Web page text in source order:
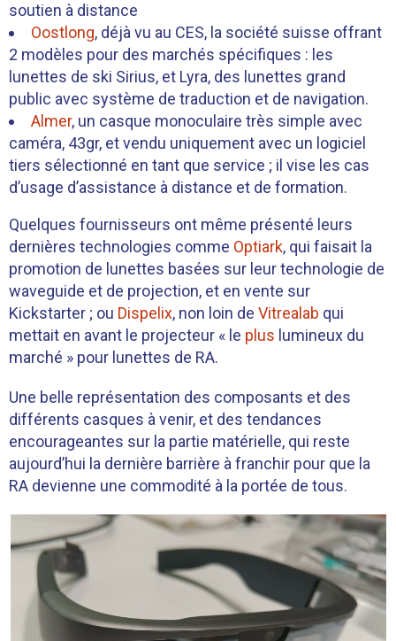
soutien à distance
Oostlong, déjà vu au CES, la société suisse offrant
2 modèles pour des marchés spécifiques : les
lunettes de ski Sirius, et Lyra, des lunettes grand
public avec système de traduction et de navigation.
Almer, un casque monoculaire très simple avec
caméra, 43gr, et vendu uniquement avec un logiciel
tiers sélectionné en tant que service ; il vise les cas
d’usage d’assistance à distance et de formation.
Quelques fournisseurs ont même présenté leurs
dernières technologies comme Optiark, qui faisait la
promotion de lunettes basées sur leur technologie de
waveguide et de projection, et en vente sur
Kickstarter ; ou Dispelix, non loin de Vitrealab qui
mettait en avant le projecteur « le plus lumineux du
marché » pour lunettes de RA.
Une belle représentation des composants et des
différents casques à venir, et des tendances
encourageantes sur la partie matérielle, qui reste
aujourd’hui la dernière barrière à franchir pour que la
RA devienne une commodité à la portée de tous.